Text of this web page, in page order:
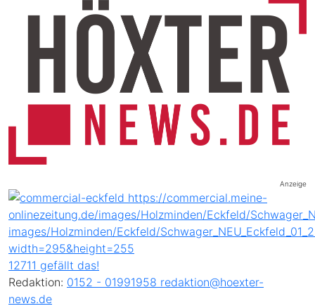
Anzeige
12711 gefällt das!
Redaktion: 0152 - 01991958 redaktion@hoexter-
news.de